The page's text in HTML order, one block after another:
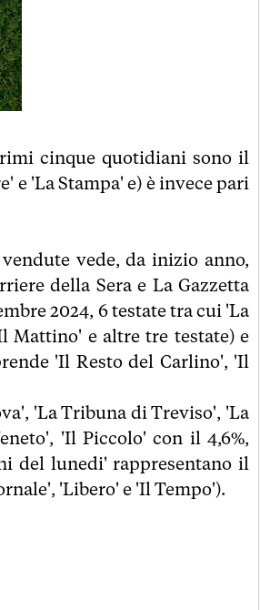
cinque quotidiani sono il
e 'La Stampa' e) è invece pari
vede, da inizio anno,
della Sera e La Gazzetta
2024, 6 testate tra cui 'La
Mattino' e altre tre testate) e
'Il Resto del Carlino', 'Il
'La Tribuna di Treviso', 'La
'Il Piccolo' con il 4,6%,
del lunedi' rappresentano il
'Libero' e 'Il Tempo').